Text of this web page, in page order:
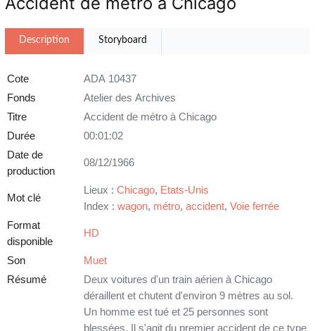
Description Storyboard
Cote
ADA 10437
Fonds
Atelier des Archives
Titre
Accident de métro à Chicago
Durée
00:01:02
Date de
production
08/12/1966
Mot clé
Lieux : Chicago, Etats-Unis
Index : wagon, métro, accident, Voie ferrée
Format
disponible
HD
Son
Muet
Résumé
Deux voitures d'un train aérien à Chicago
déraillent et chutent d'environ 9 mètres au sol.
Un homme est tué et 25 personnes sont
blessées. Il s'agit du premier accident de ce type